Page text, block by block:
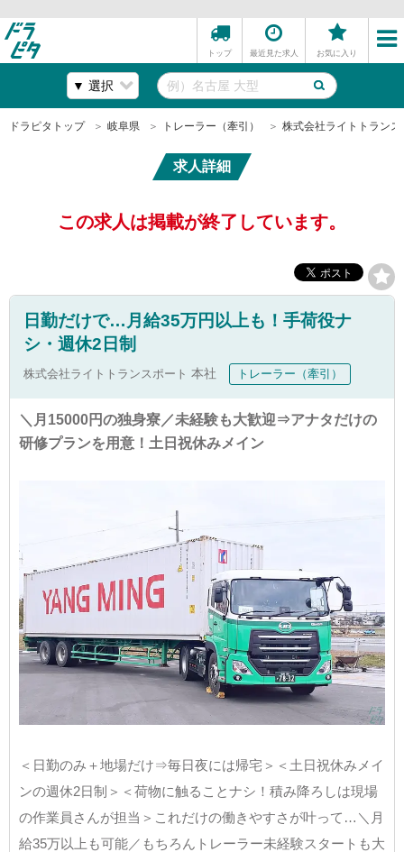
トップ 最近見た求人 お気に入り
ドラピタトップ 岐阜県 トレーラー（牽引） 株式会社ライトトラン
求人詳細
この求人は掲載が終了しています。
日勤だけで…月給35万円以上も！手荷役ナ
シ・週休2日制
株式会社ライトトランスポート 本社 トレーラー（牽引）
＼月15000円の独身寮／未経験も大歓迎⇒アナタだけの
研修プランを用意！土日祝休みメイン
＜日勤のみ＋地場だけ⇒毎日夜には帰宅＞＜土日祝休みメイ
ンの週休2日制＞＜荷物に触ることナシ！積み降ろしは現場
の作業員さんが担当＞これだけの働きやすさが叶って…＼月
給35万以上も可能／もちろんトレーラー未経験スタートも大